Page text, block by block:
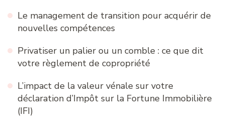
Le management de transition pour acquérir de
nouvelles compétences
Privatiser un palier ou un comble : ce que dit
votre règlement de copropriété
L’impact de la valeur vénale sur votre
déclaration d’Impôt sur la Fortune Immobilière
(IFI)